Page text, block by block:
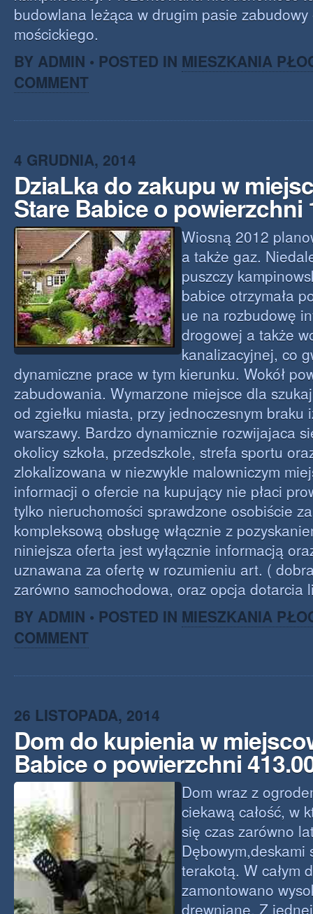
budowlana leżąca w drugim pasie
mościckiego.
BY ADMIN • POSTED IN MIESZKANIA
COMMENT
4 GRUDNIA, 2014
DziaLka do zakupu w
Stare Babice o powierzchni
Wiosną 2012
a także gaz.
puszczy
babice otrzymała
ue na rozbudowę
drogowej a także
kanalizacyjnej, co
dynamiczne prace w tym kierunku. Wokół
zabudowania. Wymarzone miejsce dla
od zgiełku miasta, przy jednoczesnym braku
warszawy. Bardzo dynamicznie rozwijajaca
okolicy szkoła, przedszkole, strefa sportu
zlokalizowana w niezwykle malowniczym
informacji o ofercie na kupujący nie płaci
tylko nieruchomości sprawdzone osobiście
kompleksową obsługę włącznie z
niniejsza oferta jest wyłącznie informacją
uznawana za ofertę w rozumieniu art. (
zarówno samochodowa, oraz opcja dotarcia
BY ADMIN • POSTED IN MIESZKANIA
COMMENT
26 LISTOPADA, 2014
Dom do kupienia w
Babice o powierzchni
Dom wraz z
ciekawą całość, w
się czas zarówno
Dębowym,deskami
terakotą. W całym
zamontowano
drewniane. Z